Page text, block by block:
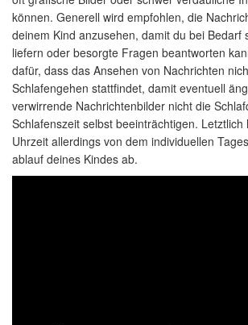
können. Generell wird empfohlen, die
deinem Kind anzusehen, damit du bei Bedarf
liefern oder besorgte Fragen beantworten
dafür, dass das Ansehen von Nachrichten
Schlafengehen stattfindet, damit eventuell
verwirrende Nachrichtenbilder nicht die
Schlafenszeit selbst beeinträchtigen.
Uhrzeit allerdings von dem individuellen
ablauf deines Kindes ab.